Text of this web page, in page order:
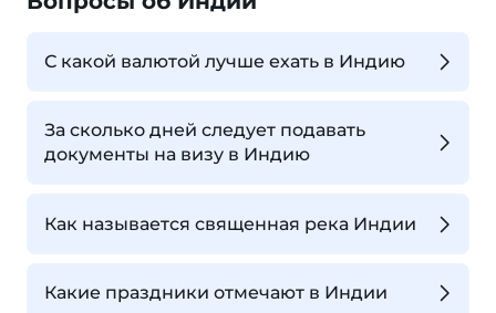
С какой валютой лучше ехать в Индию
За сколько дней следует подавать
документы на визу в Индию
Как называется священная река Индии
Какие праздники отмечают в Индии